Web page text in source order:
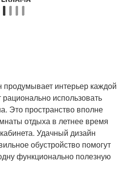
продумывает интерьер каждой
использовать
Это пространство вполне
отдыха в летнее время
Удачный дизайн
обустройство помогут
функционально полезную